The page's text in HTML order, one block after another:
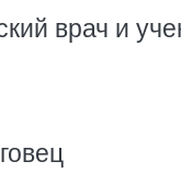
врач и